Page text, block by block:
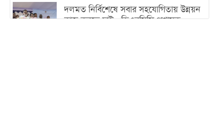
দলমত নির্বিশেষে সবার সহযোগিতায় উন্নয়ন
কাজ করতে চাই : ডিএনসিসি প্রশাসক